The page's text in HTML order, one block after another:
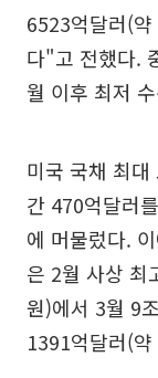
6523억달러(
다"고 전했다.
월 이후 최저
미국 국채 최
간 470억달러
에 머물렀다.
은 2월 사상 최
원)에서 3월 9
1391억달러(